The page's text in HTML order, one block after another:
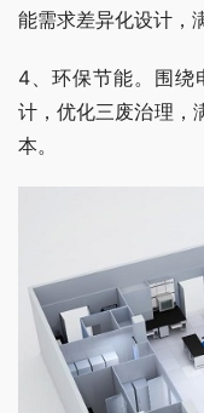
能需求差异化设计，
4、环保节能。围绕
计，优化三废治理，
本。